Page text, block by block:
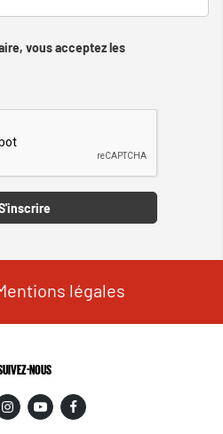
vous acceptez les
légales
NOUS